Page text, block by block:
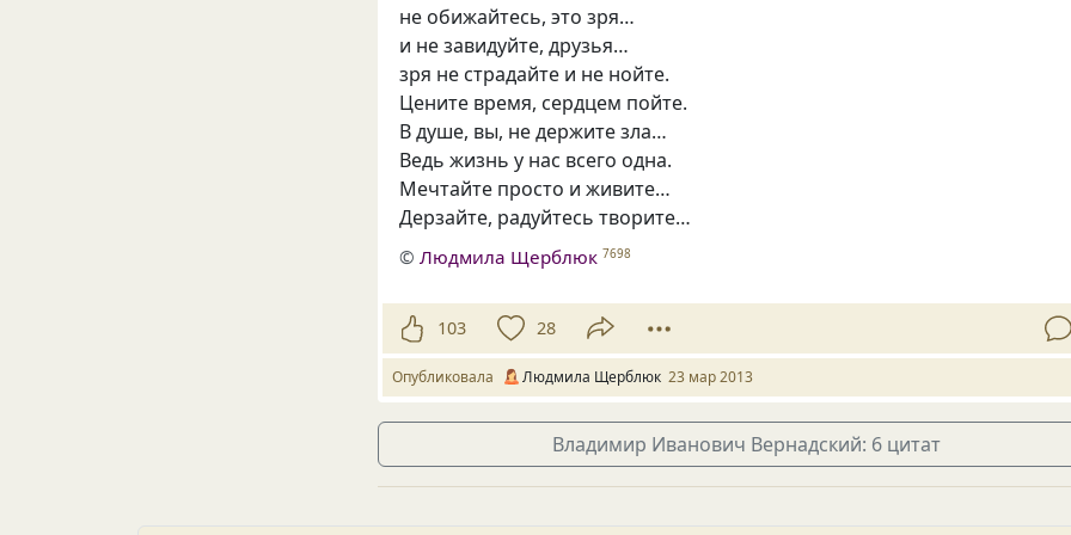
не обижайтесь, это зря…
и не завидуйте, друзья…
зря не страдайте и не нойте.
Цените время, сердцем пойте.
В душе, вы, не держите зла…
Ведь жизнь у нас всего одна.
Мечтайте просто и живите…
Дерзайте, радуйтесь творите…
©Людмила Щерблюк 7698
103 28
Опубликовала Людмила Щерблюк 23 мар 2013
Владимир Иванович Вернадский: 6 цитат